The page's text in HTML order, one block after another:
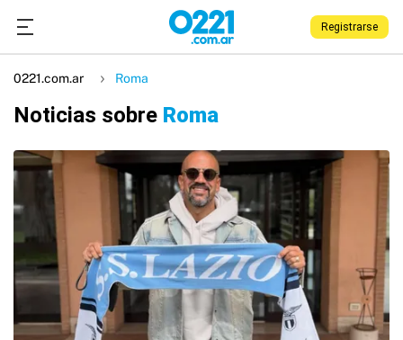
Registrarse
0221.com.ar Roma
Noticias sobre Roma